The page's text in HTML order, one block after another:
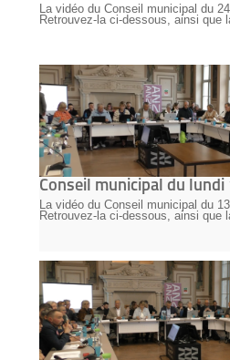
La vidéo du Conseil municipal du
Retrouvez-la ci-dessous, ainsi que
Conseil municipal du
La vidéo du Conseil municipal du
Retrouvez-la ci-dessous, ainsi que